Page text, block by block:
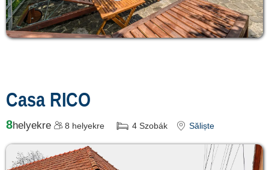
Casa RICO
8helyekre 8 helyekre 4 Szobák Săliște